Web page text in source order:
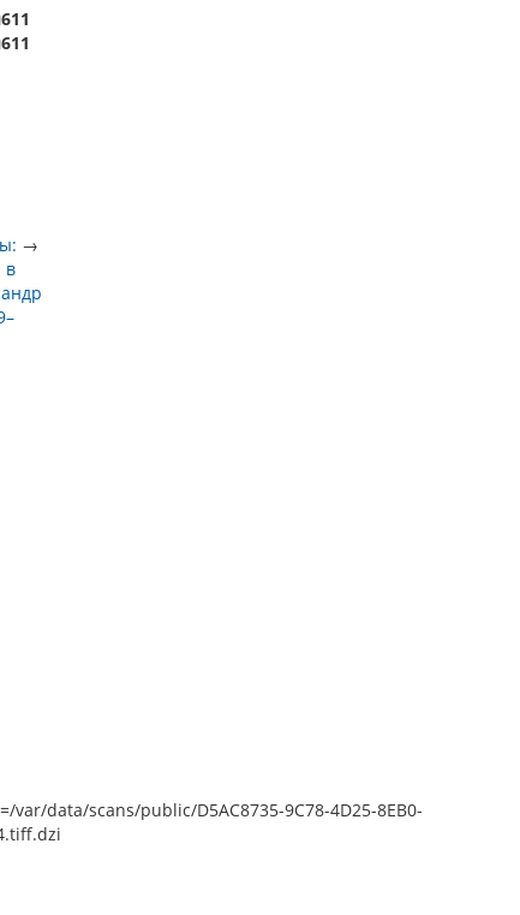
→
в
data/scans/public/D5AC8735-9C78-4D25-8EB0-